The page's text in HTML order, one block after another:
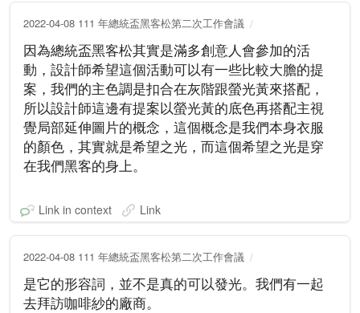
2022-04-08 111 年總統盃黑客松第二次工作會議
因為總統盃黑客松其實是滿多創意人會參加的活
動，設計師希望這個活動可以有一些比較大膽的提
案，我們的主色調是扣合在灰階跟螢光黃來搭配，
所以設計師這邊有提案以螢光黃的底色再搭配主視
覺局部延伸圖片的概念，這個概念是我們本身衣服
的顏色，其實就是希望之光，而這個希望之光是穿
在我們黑客的身上。
Link in context Link
2022-04-08 111 年總統盃黑客松第二次工作會議
是它的形容詞，並不是真的可以發光。我們有一起
去拜訪咖啡紗的廠商。